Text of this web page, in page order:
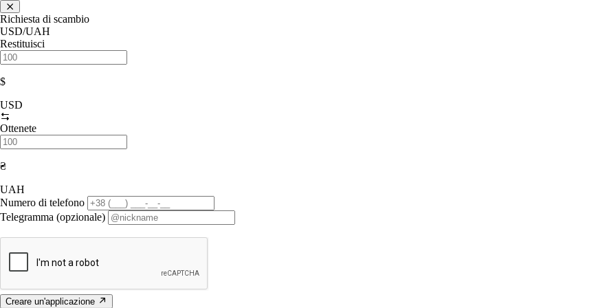
Richiesta di scambio
USD/UAH
Restituisci
$
USD
Ottenete
₴
UAH
Numero di telefono
Telegramma (opzionale)
Creare un'applicazione